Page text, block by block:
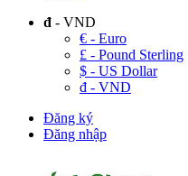
đ - VND
€ - Euro
£ - Pound Sterling
$ - US Dollar
đ - VND
Đăng ký
Đăng nhập